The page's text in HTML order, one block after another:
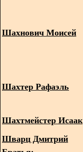
Шахнович Моисей
Шахтер Рафаэль
Шахтмейстер Исаак
Шварц Дмитрий